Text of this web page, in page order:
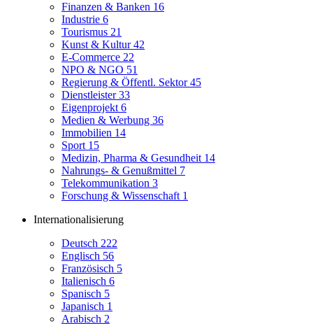
Finanzen & Banken 16
Industrie 6
Tourismus 21
Kunst & Kultur42
E-Commerce 22
NPO & NGO 51
Regierung & Öffentl. Sektor45
Dienstleister33
Eigenprojekt 6
Medien & Werbung 36
Immobilien 14
Sport 15
Medizin, Pharma & Gesundheit 14
Nahrungs- & Genußmittel 7
Telekommunikation 3
Forschung & Wissenschaft 1
Internationalisierung
Deutsch 222
Englisch 56
Französisch 5
Italienisch 6
Spanisch 5
Japanisch 1
Arabisch 2